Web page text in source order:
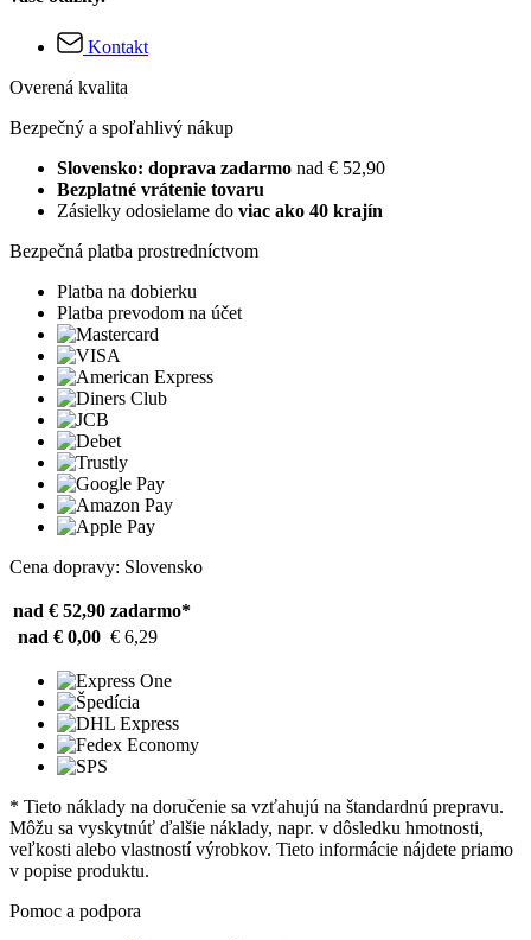
Kontakt
Overená kvalita
Bezpečný a spoľahlivý nákup
Slovensko: doprava zadarmo nad € 52,90
Bezplatné vrátenie tovaru
Zásielky odosielame do viac ako 40 krajín
Bezpečná platba prostredníctvom
Platba na dobierku
Platba prevodom na účet
Cena dopravy: Slovensko
nad € 52,90 zadarmo*
nad € 0,00 € 6,29
* Tieto náklady na doručenie sa vzťahujú na štandardnú prepravu.
Môžu sa vyskytnúť ďalšie náklady, napr. v dôsledku hmotnosti,
veľkosti alebo vlastností výrobkov. Tieto informácie nájdete priamo
v popise produktu.
Pomoc a podpora